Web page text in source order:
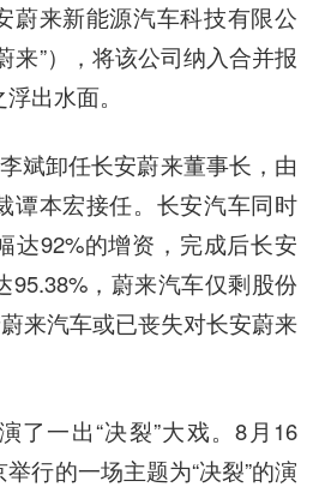
蔚来新能源汽车科技有限公
来”），将该公司纳入合并报
出水面。
李斌卸任长安蔚来董事长，由
谭本宏接任。长安汽车同时
达92%的增资，完成后长安
， 蔚来汽车仅剩股份
来汽车或已丧失对长安蔚来
了一出“决裂”大戏。8月16
行的一场主题为“决裂”的演